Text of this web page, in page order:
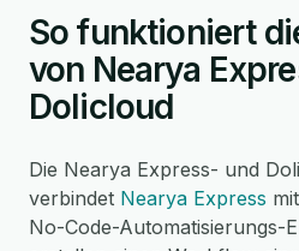
So funktioniert
von Nearya
Dolicloud
Die Nearya Express- und
verbindet Nearya Express mit
No-Code-Automatisierungs-